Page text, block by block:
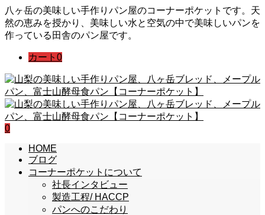
八ヶ岳の美味しい手作りパン屋のコーナーポケットです。天
然の恵みを授かり、美味しい水と空気の中で美味しいパンを
作っている田舎のパン屋です。
カート 0
0
HOME
ブログ
コーナーポケットについて
社長インタビュー
製造工程/ HACCP
パンへのこだわり